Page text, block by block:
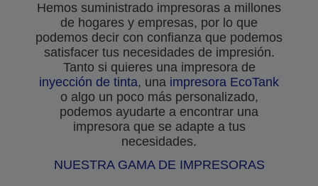
Hemos suministrado impresoras a millones
de hogares y empresas, por lo que
podemos decir con confianza que podemos
satisfacer tus necesidades de impresión.
Tanto si quieres una impresora de
inyección de tinta, una impresora EcoTank
o algo un poco más personalizado,
podemos ayudarte a encontrar una
impresora que se adapte a tus
necesidades.
NUESTRA GAMA DE IMPRESORAS